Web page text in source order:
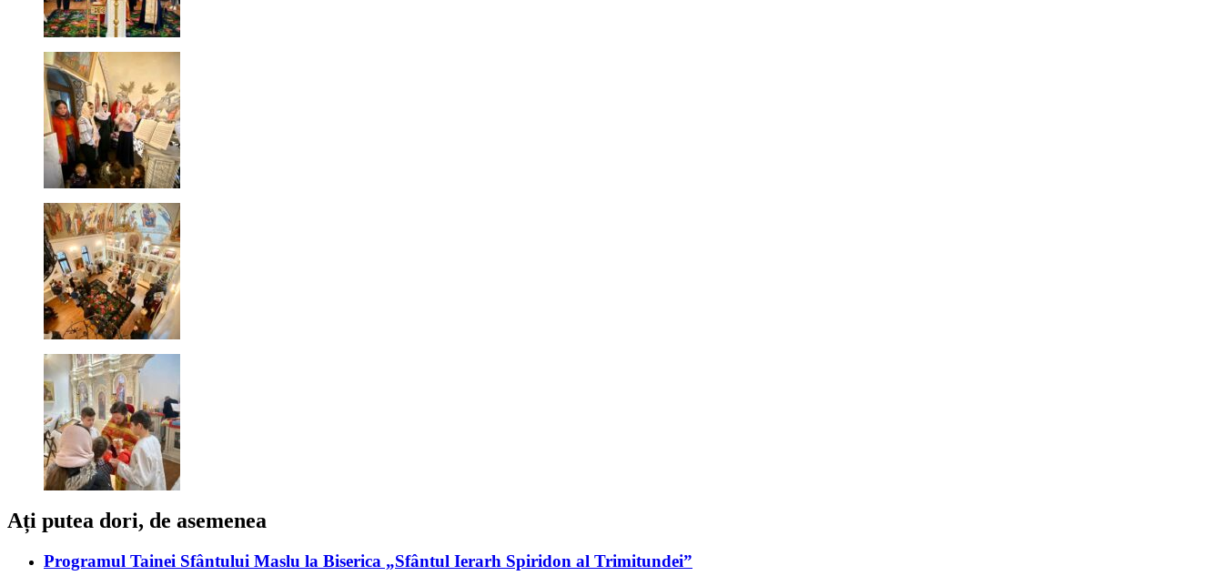
Ați putea dori, de asemenea
Programul Tainei Sfântului Maslu la Biserica „Sfântul Ierarh Spiridon al Trimitundei”